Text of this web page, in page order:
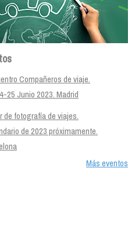
Compañeros de viaje.
25 Junio 2023. Madrid
de fotografía de viajes.
de 2023 próximamente.
Más eventos